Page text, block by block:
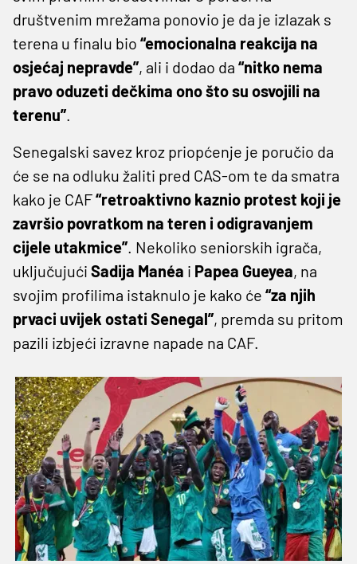
društvenim mrežama ponovio je da je izlazak s
terena u finalu bio “emocionalna reakcija na
osjećaj nepravde”, ali i dodao da “nitko nema
pravo oduzeti dečkima ono što su osvojili na
terenu”.
Senegalski savez kroz priopćenje je poručio da
će se na odluku žaliti pred CAS-om te da smatra
kako je CAF“retroaktivno kaznio protest koji je
završio povratkom na teren i odigravanjem
cijele utakmice”. Nekoliko seniorskih igrača,
uključujući Sadija Manéa i Papea Gueyea, na
svojim profilima istaknulo je kako će “za njih
prvaci uvijek ostati Senegal”, premda su pritom
pazili izbjeći izravne napade na CAF.